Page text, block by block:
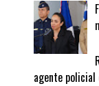
agente policial